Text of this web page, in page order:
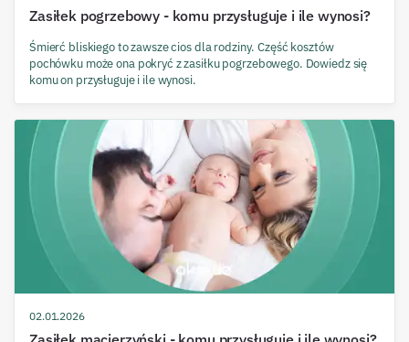
Zasiłek pogrzebowy - komu przysługuje i ile wynosi?
Śmierć bliskiego to zawsze cios dla rodziny. Część kosztów
pochówku może ona pokryć z zasiłku pogrzebowego. Dowiedz się
komu on przysługuje i ile wynosi.
02.01.2026